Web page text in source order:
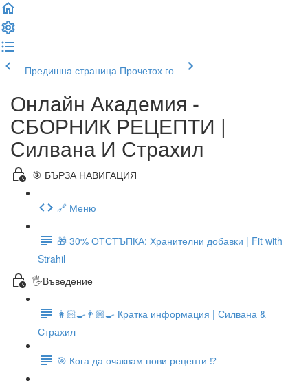
Предишна страница Прочетох го
Онлайн Академия -
СБОРНИК РЕЦЕПТИ |
Силвана И Страхил
🎯 БЪРЗА НАВИГАЦИЯ
🔗 Меню
🎁 30% ОТСТЪПКА: Хранителни добавки | Fit with
Strahil
🖐Въведение
👩🏻‍🍳👨🏼‍🍳 Кратка информация | Силвана &
Страхил
🎯 Кога да очаквам нови рецепти ⁉️